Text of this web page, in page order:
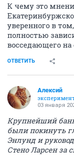
К чему это
уверенного в
полностью
восседающего на
ОТВЕТИТЬ
Алексий
03 января
Крупнейший
были покинуть
Энлунд и
Стено Ларсен за